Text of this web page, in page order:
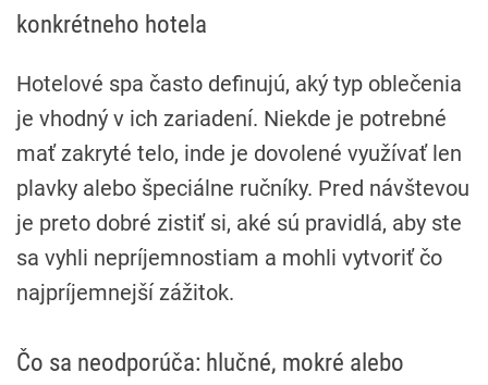
konkrétneho hotela
Hotelové spa často definujú, aký typ oblečenia
je vhodný v ich zariadení. Niekde je potrebné
mať zakryté telo, inde je dovolené využívať len
plavky alebo špeciálne ručníky. Pred návštevou
je preto dobré zistiť si, aké sú pravidlá, aby ste
sa vyhli nepríjemnostiam a mohli vytvoriť čo
najpríjemnejší zážitok.
Čo sa neodporúča: hlučné, mokré alebo